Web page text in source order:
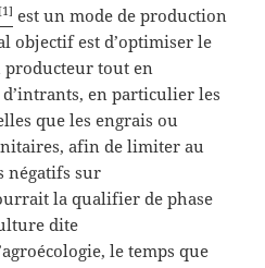
[1] est un mode de production
objectif est d’optimiser le
tout en
en particulier les
que les engrais ou
afin de limiter au
négatifs sur
la qualifier de phase
dite
le temps que